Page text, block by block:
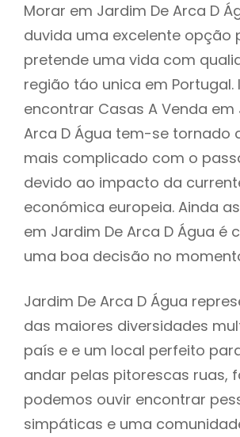
Morar em Jardim De Arca D
duvida uma excelente opção
pretende uma vida com
região táo unica em Portugal.
encontrar Casas A Venda em
Arca D Água tem-se tornado
mais complicado com o
devido ao impacto da
económica europeia. Ainda
em Jardim De Arca D Água é
uma boa decisão no
Jardim De Arca D Água
das maiores diversidades
país e e um local perfeito
andar pelas pitorescas ruas,
podemos ouvir encontrar
simpáticas e uma